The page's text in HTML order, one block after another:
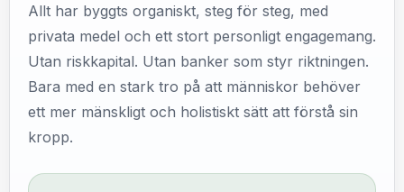
Allt har byggts organiskt, steg för steg, med
privata medel och ett stort personligt engagemang.
Utan riskkapital. Utan banker som styr riktningen.
Bara med en stark tro på att människor behöver
ett mer mänskligt och holistiskt sätt att förstå sin
kropp.